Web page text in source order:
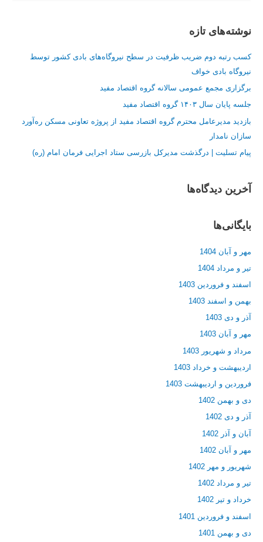
ج
ب
ر
ا
ی
:
نوشته‌های تازه
کسب رتبه دوم ضریب ظرفیت در سطح نیروگاه‌های بادی کشور توسط
نیروگاه بادی خواف
برگزاری مجمع عمومی سالانه گروه اقتصاد مفید
جلسه پایان سال ۱۴۰۳ گروه اقتصاد مفید
بازدید مدیرعامل محترم گروه اقتصاد مفید از پروژه تعاونی مسکن ره‌آورد
سازان نامدار
پیام تسلیت | درگذشت مدیرکل بازرسی ستاد اجرایی فرمان امام (ره)
آخرین دیدگاه‌ها
بایگانی‌ها
مهر و آبان 1404
تیر و مرداد 1404
اسفند و فروردین 1403
بهمن و اسفند 1403
آذر و دی 1403
مهر و آبان 1403
مرداد و شهریور 1403
اردیبهشت و خرداد 1403
فروردین و اردیبهشت 1403
دی و بهمن 1402
آذر و دی 1402
آبان و آذر 1402
مهر و آبان 1402
شهریور و مهر 1402
تیر و مرداد 1402
خرداد و تیر 1402
اسفند و فروردین 1401
دی و بهمن 1401